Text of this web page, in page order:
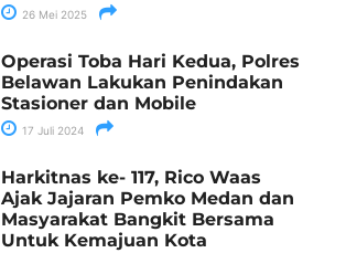
26 Mei 2025
Operasi Toba Hari Kedua, Polres
Belawan Lakukan Penindakan
Stasioner dan Mobile
17 Juli 2024
Harkitnas ke- 117, Rico Waas
Ajak Jajaran Pemko Medan dan
Masyarakat Bangkit Bersama
Untuk Kemajuan Kota